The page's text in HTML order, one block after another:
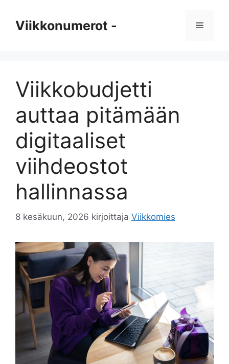
sisältöön
Viikkonumerot - Valikko
Viikkobudjetti
auttaa pitämään
digitaaliset
viihdeostot
hallinnassa
8 kesäkuun, 2026 kirjoittaja Viikkomies